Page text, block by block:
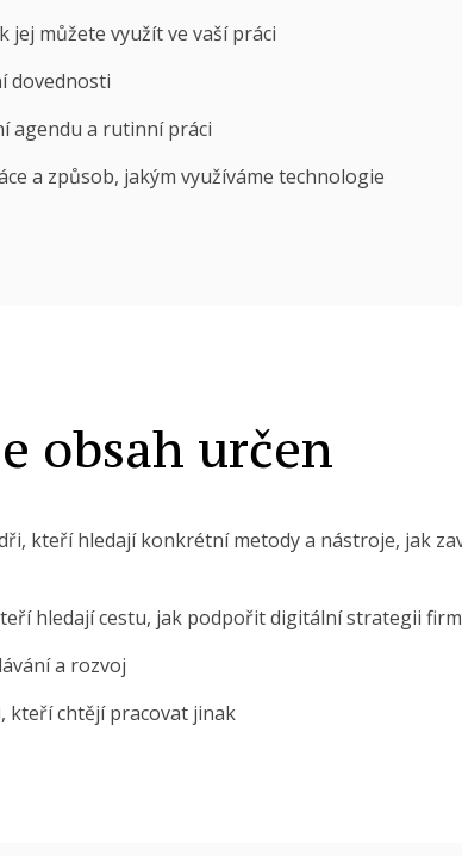
jej můžete využít ve vaší práci
dovednosti
agendu a rutinní práci
a způsob, jakým využíváme technologie
obsah určen
kteří hledají konkrétní metody a nástroje, jak
hledají cestu, jak podpořit digitální strategii
a rozvoj
kteří chtějí pracovat jinak